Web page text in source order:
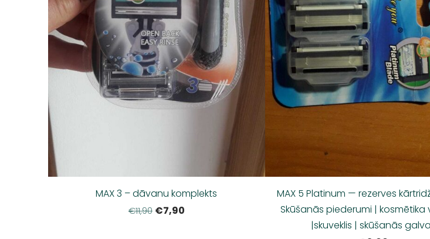
MAX 3 – dāvanu komplekts
€11,90 €7,90
MAX 5 Platinum — rezerves
Skūšanās piederumi | kosmētika
|skuveklis | skūšanās